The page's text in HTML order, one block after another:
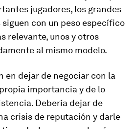
jugadores, los grandes
con un peso específico
relevante, unos y otros
al mismo modelo.
en dejar de negociar con la
importancia y de lo
Debería dejar de
crisis de reputación y darle